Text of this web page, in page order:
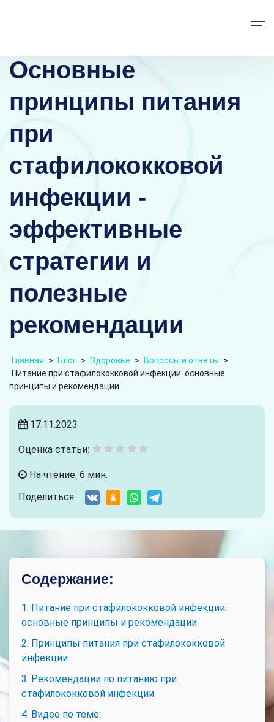
Основные
принципы питания
при
стафилококковой
инфекции -
эффективные
стратегии и
полезные
рекомендации
Главная > Блог > Здоровье > Вопросы и ответы >
Питание при стафилококковой инфекции: основные
принципы и рекомендации
17.11.2023
Оценка статьи:
На чтение: 6 мин.
Поделиться:
Содержание:
1. Питание при стафилококковой инфекции:
основные принципы и рекомендации
2. Принципы питания при стафилококковой
инфекции
3. Рекомендации по питанию при
стафилококковой инфекции
4. Видео по теме: